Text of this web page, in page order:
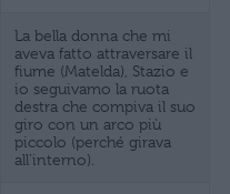
La bella donna che mi
aveva fatto attraversare il
fiume (Matelda), Stazio e
io seguivamo la ruota
destra che compiva il suo
giro con un arco più
piccolo (perché girava
all’interno).